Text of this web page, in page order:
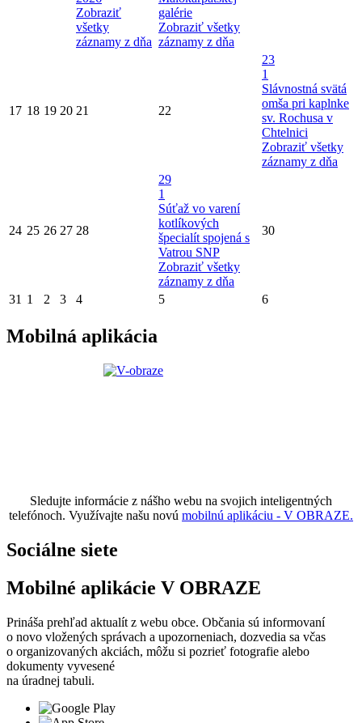
Zobraziť
všetky
záznamy z dňa
galérie
Zobraziť všetky
záznamy z dňa
17 18 19 20 21 22
23
1
Slávnostná svätá
omša pri kaplnke
sv. Rochusa v
Chtelnici
Zobraziť všetky
záznamy z dňa
24 25 26 27 28
29
1
Súťaž vo varení
kotlíkových
špecialít spojená s
Vatrou SNP
Zobraziť všetky
záznamy z dňa
30
31 1 2 3 4 5 6
Mobilná aplikácia
Sledujte informácie z nášho webu na svojich inteligentných
telefónoch. Využívajte našu novú mobilnú aplikáciu - V OBRAZE.
Sociálne siete
Mobilné aplikácie V OBRAZE
Prináša prehľad aktualít z webu obce. Občania sú informovaní
o novo vložených správach a upozorneniach, dozvedia sa včas
o organizovaných akciách, môžu si pozrieť fotografie alebo
dokumenty vyvesené
na úradnej tabuli.